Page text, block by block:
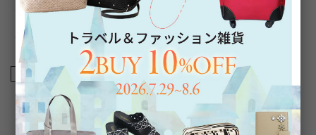
ルギーの方でも安心してお使いいただけます。
◆シスカについて・コレクション一覧は ＞こちら
商品番号 6241041